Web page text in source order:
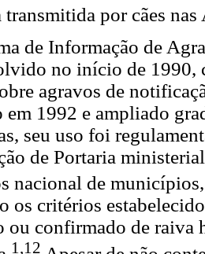
transmitida por cães
de Informação de
no início de 1990,
agravos de
1992 e ampliado
seu uso foi
de Portaria
nacional de
os critérios
ou confirmado de raiva
1,12